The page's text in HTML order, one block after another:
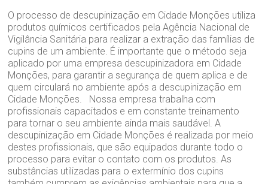
O processo de descupinização em Cidade Monções utiliza
produtos químicos certificados pela Agência Nacional de
Vigilância Sanitária para realizar a extração das famílias de
cupins de um ambiente. É importante que o método seja
aplicado por uma empresa descupinizadora em Cidade
Monções, para garantir a segurança de quem aplica e de
quem circulará no ambiente após a descupinização em
Cidade Monções. Nossa empresa trabalha com
profissionais capacitados e em constante treinamento
para tornar o seu ambiente ainda mais saudável. A
descupinização em Cidade Monções é realizada por meio
destes profissionais, que são equipados durante todo o
processo para evitar o contato com os produtos. As
substâncias utilizadas para o extermínio dos cupins